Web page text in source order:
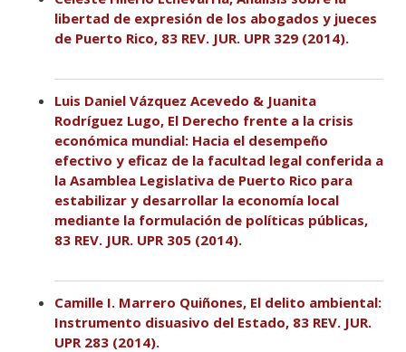
libertad de expresión de los abogados y jueces
de Puerto Rico, 83 REV. JUR. UPR 329 (2014).
Luis Daniel Vázquez Acevedo & Juanita
Rodríguez Lugo, El Derecho frente a la crisis
económica mundial: Hacia el desempeño
efectivo y eficaz de la facultad legal conferida a
la Asamblea Legislativa de Puerto Rico para
estabilizar y desarrollar la economía local
mediante la formulación de políticas públicas,
83 REV. JUR. UPR 305 (2014).
Camille I. Marrero Quiñones, El delito ambiental:
Instrumento disuasivo del Estado, 83 REV. JUR.
UPR 283 (2014).